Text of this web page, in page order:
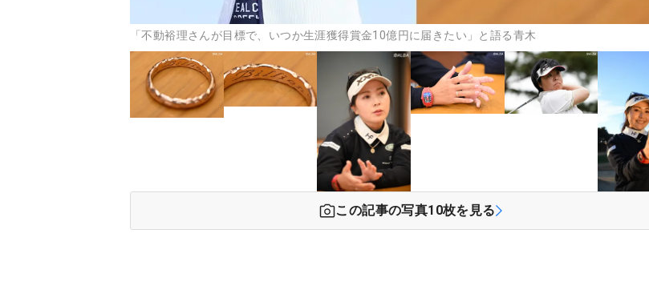
「不動裕理さんが目標で、いつか生涯獲得賞金10億円に届きたい」と語る青木
この記事の写真10枚を見る